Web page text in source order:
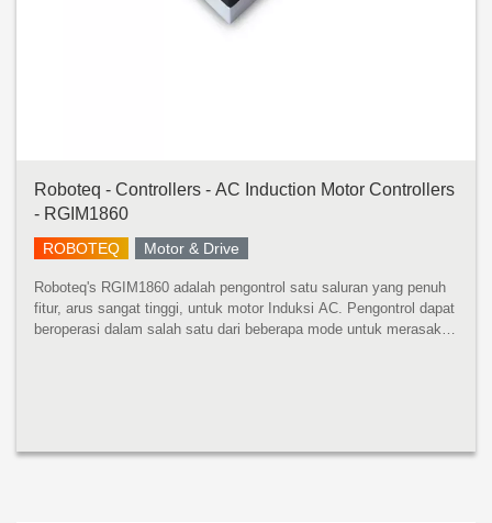
Roboteq - Controllers - AC Induction Motor Controllers
- RGIM1860
ROBOTEQ Motor & Drive
Roboteq's RGIM1860 adalah pengontrol satu saluran yang penuh
fitur, arus sangat tinggi, untuk motor Induksi AC. Pengontrol dapat
beroperasi dalam salah satu dari beberapa mode untuk merasakan